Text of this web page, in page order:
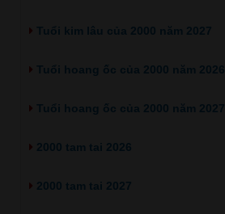
Tuổi kim lâu của 2000 năm 2027
Tuổi hoang ốc của 2000 năm 2026
Tuổi hoang ốc của 2000 năm 2027
2000 tam tai 2026
2000 tam tai 2027